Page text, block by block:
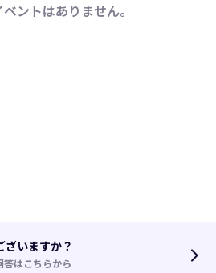
ントはありません。
ざいますか？
答はこちらから arrow_forward_ios